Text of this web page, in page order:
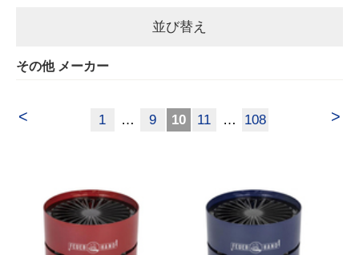
並び替え
その他 メーカー
< >
1 … 9 10 11 … 108